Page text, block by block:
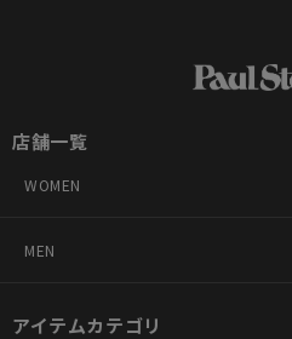
店舗一覧
WOMEN
MEN
アイテムカテゴリ